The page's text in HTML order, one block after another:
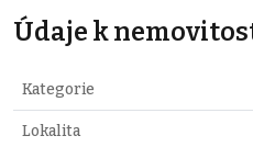
Údaje k
Kategorie
Lokalita